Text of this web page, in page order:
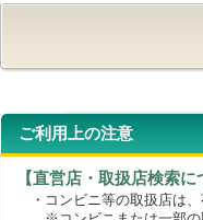
ご利用上の注意
【直営店・取扱店検索に
・コンビニ等の取扱店は、